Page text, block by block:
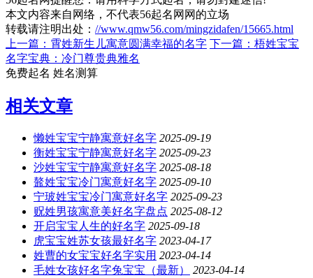
本文内容来自网络，不代表56起名网网的立场
转载请注明出处： //www.qmw56.com/mingzidafen/15665.html
上一篇：霄姓新生儿寓意圆满幸福的名字 下一篇：梧姓宝宝
名字宝典：冷门尊贵典雅名
免费起名 姓名测算
相关文章
懒姓宝宝宁静寓意好名字 2025-09-19
衡姓宝宝宁静寓意好名字 2025-09-23
沙姓宝宝宁静寓意好名字 2025-08-18
鼇姓宝宝冷门寓意好名字 2025-09-10
宁玻姓宝宝冷门寓意好名字 2025-09-23
贶姓男孩寓意美好名字盘点 2025-08-12
开启宝宝人生的好名字 2025-09-18
虎宝宝姓苏女孩最好名字 2023-04-17
姓曹的女宝宝好名字实用 2023-04-14
毛姓女孩好名字兔宝宝（最新）
2023-04-14